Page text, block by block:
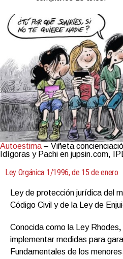
Autoestima – Viñeta
Idígoras y Pachi en jupsin.com,
Ley Orgánica 1/1996, de 15 de enero
Ley de protección jurídica del
Código Civil y de la Ley de
Conocida como la Ley Rhodes,
implementar medidas para
Fundamentales de los